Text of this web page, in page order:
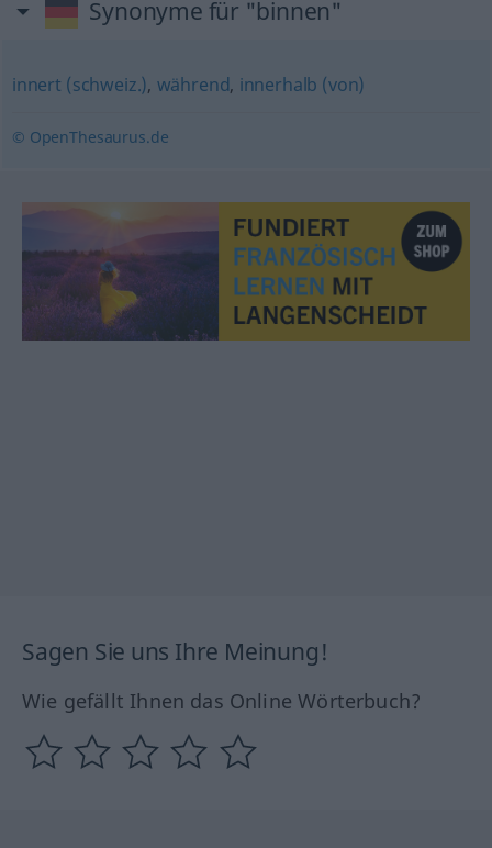
Synonyme für "binnen"
innert (schweiz.), während, innerhalb (von)
© OpenThesaurus.de
Sagen Sie uns Ihre Meinung!
Wie gefällt Ihnen das Online Wörterbuch?